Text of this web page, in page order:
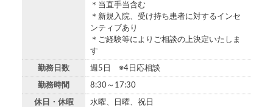
＊当直手当含む
＊新規入院、受け持ち患者に対するインセ
ンティブあり
＊ご経験等によりご相談の上決定いたしま
す
勤務日数 週5日 ※4日応相談
勤務時間 8:30～17:30
休日・休暇
水曜、日曜、祝日